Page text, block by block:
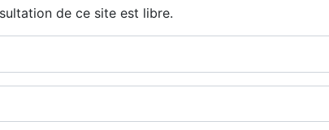
de ce site est libre.